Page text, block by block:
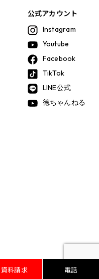
公式アカウント
Instagram
Youtube
Facebook
TikTok
LINE公式
徳ちゃんねる
資料請求 電話